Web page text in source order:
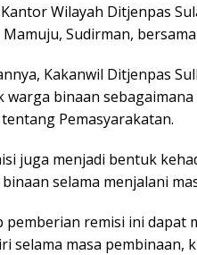
Wilayah Ditjenpas
Mamuju, Sudirman,
Kakanwil Ditjenpas
warga binaan
Pemasyarakatan.
juga menjadi bentuk
selama menjalani
pemberian remisi ini
selama masa pembinaan,